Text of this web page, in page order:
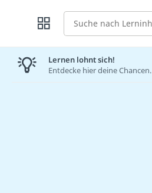
Suche
Lernen lohnt sich!
Entdecke hier deine Chancen.